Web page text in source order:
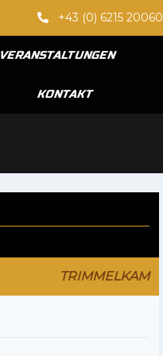
+43 (0) 6215 20060
VERANSTALTUNGEN
KONTAKT
TRIMMELKAM